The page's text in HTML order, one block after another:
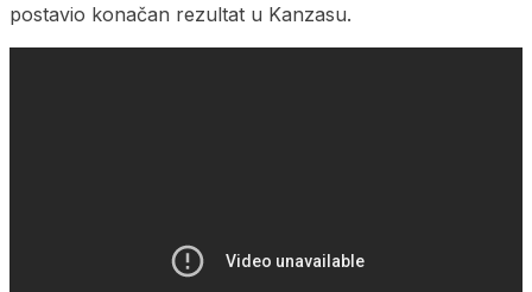
postavio konačan rezultat u Kanzasu.